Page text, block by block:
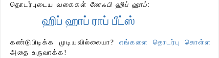
தொடர்புடைய வகைகள் லோஃபி ஹிப் ஹாப்:
ஹிப் ஹாப் ராப் பீட்ஸ்
கண்டுபிடிக்க முடியவில்லையா? எங்களை தொடர்பு கொள்ள
அதை உருவாக்க!